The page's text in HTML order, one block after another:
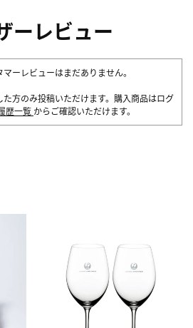
ーレビュー
ーレビューはまだありません。
方のみ投稿いただけます。購入商品はログ
歴一覧 からご確認いただけます。